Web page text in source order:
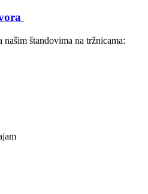
štandovima na tržnicama: